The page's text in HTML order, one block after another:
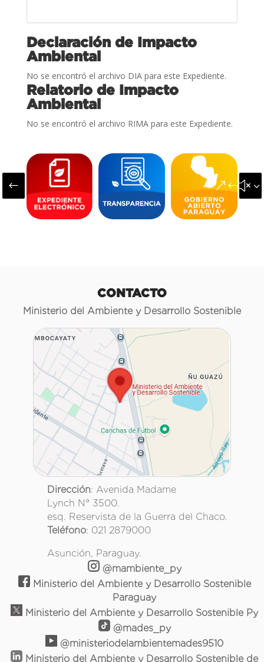
Declaración de Impacto
Ambiental
No se encontró el archivo DIA para este Expediente.
Relatorio de Impacto
Ambiental
No se encontró el archivo RIMA para este Expediente.
#
CONTACTO
Ministerio del Ambiente y Desarrollo Sostenible
Dirección: Avenida Madame
Lynch N° 3500.
esq. Reservista de la Guerra del Chaco.
Teléfono: 021 2879000
Asunción, Paraguay.
@mambiente_py
Ministerio del Ambiente y Desarrollo Sostenible
Paraguay
Ministerio del Ambiente y Desarrollo Sostenible Py
@mades_py
@ministeriodelambientemades9510
Ministerio del Ambiente y Desarrollo Sostenible de